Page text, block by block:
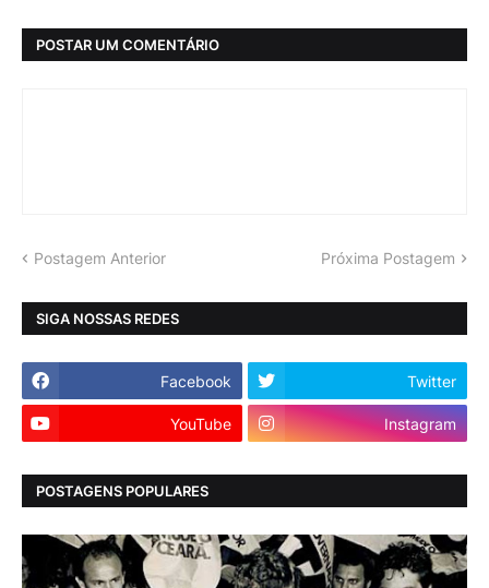
POSTAR UM COMENTÁRIO
Postagem Anterior Próxima Postagem
SIGA NOSSAS REDES
Facebook Twitter
YouTube Instagram
POSTAGENS POPULARES